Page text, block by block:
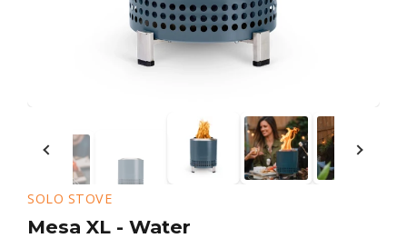
SOLO STOVE
Mesa XL - Water